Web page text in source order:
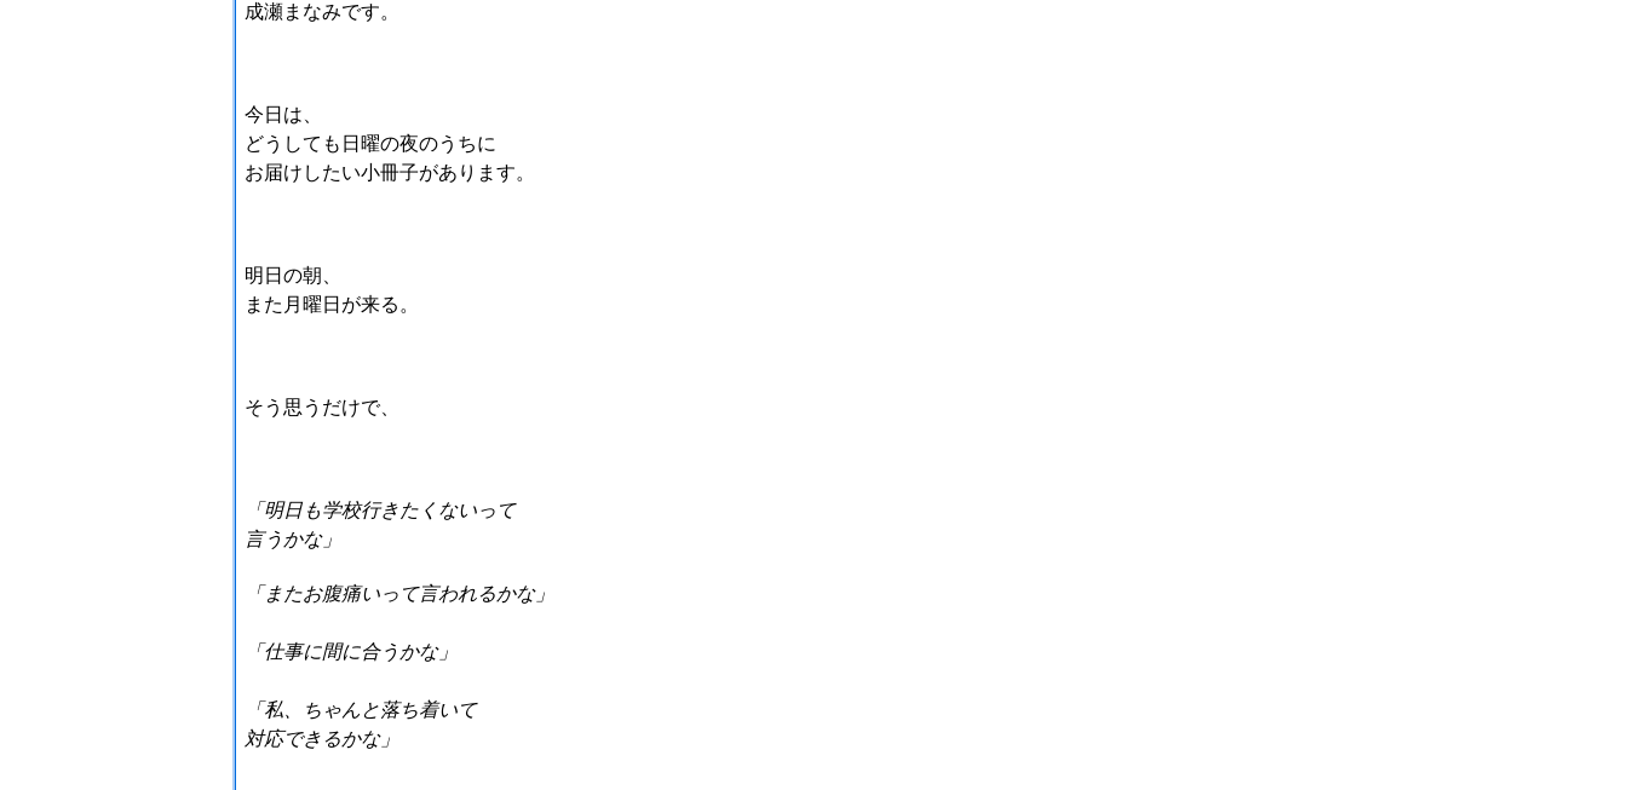
成瀬まなみです。
今日は、
どうしても日曜の夜のうちに
お届けしたい小冊子があります。
明日の朝、
また月曜日が来る。
そう思うだけで、
「明日も学校行きたくないって
言うかな」
「またお腹痛いって言われるかな」
「仕事に間に合うかな」
「私、ちゃんと落ち着いて
対応できるかな」